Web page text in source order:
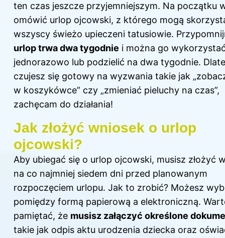
ten czas jeszcze przyjemniejszym. Na początku
omówić urlop ojcowski, z którego mogą
wszyscy świeżo upieczeni tatusiowie.
urlop trwa dwa tygodnie i można go
jednorazowo lub podzielić na dwa tygodnie.
czujesz się gotowy na wyzwania takie jak
w koszykówce” czy „zmieniać pieluchy na czas”,
zachęcam do działania!
Jak złożyć wniosek o urlop
ojcowski?
Aby ubiegać się o urlop ojcowski, musisz złożyć
na co najmniej siedem dni przed planowanym
rozpoczęciem urlopu. Jak to zrobić? Możesz
pomiędzy formą papierową a elektroniczną.
pamiętać, że musisz załączyć określone
takie jak odpis aktu urodzenia dziecka oraz